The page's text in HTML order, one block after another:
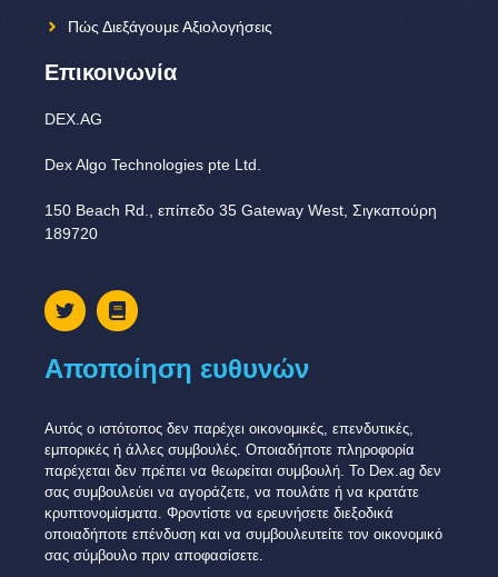
Πώς Διεξάγουμε Αξιολογήσεις
Επικοινωνία
DEX.AG
Dex Algo Technologies pte Ltd.
150 Beach Rd., επίπεδο 35 Gateway West, Σιγκαπούρη
189720
Αποποίηση ευθυνών
Αυτός ο ιστότοπος δεν παρέχει οικονομικές, επενδυτικές,
εμπορικές ή άλλες συμβουλές. Οποιαδήποτε πληροφορία
παρέχεται δεν πρέπει να θεωρείται συμβουλή. Το Dex.ag δεν
σας συμβουλεύει να αγοράζετε, να πουλάτε ή να κρατάτε
κρυπτονομίσματα. Φροντίστε να ερευνήσετε διεξοδικά
οποιαδήποτε επένδυση και να συμβουλευτείτε τον οικονομικό
σας σύμβουλο πριν αποφασίσετε.